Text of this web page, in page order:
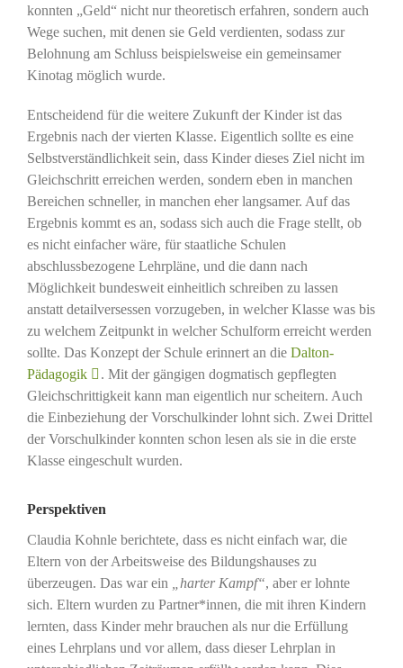
konnten „Geld“ nicht nur theoretisch erfahren, sondern auch
Wege suchen, mit denen sie Geld verdienten, sodass zur
Belohnung am Schluss beispielsweise ein gemeinsamer
Kinotag möglich wurde.
Entscheidend für die weitere Zukunft der Kinder ist das
Ergebnis nach der vierten Klasse. Eigentlich sollte es eine
Selbstverständlichkeit sein, dass Kinder dieses Ziel nicht im
Gleichschritt erreichen werden, sondern eben in manchen
Bereichen schneller, in manchen eher langsamer. Auf das
Ergebnis kommt es an, sodass sich auch die Frage stellt, ob
es nicht einfacher wäre, für staatliche Schulen
abschlussbezogene Lehrpläne, und die dann nach
Möglichkeit bundesweit einheitlich schreiben zu lassen
anstatt detailversessen vorzugeben, in welcher Klasse was bis
zu welchem Zeitpunkt in welcher Schulform erreicht werden
sollte. Das Konzept der Schule erinnert an die Dalton-
Pädagogik
. Mit der gängigen dogmatisch gepflegten
Gleichschrittigkeit kann man eigentlich nur scheitern. Auch
die Einbeziehung der Vorschulkinder lohnt sich. Zwei Drittel
der Vorschulkinder konnten schon lesen als sie in die erste
Klasse eingeschult wurden.
Perspektiven
Claudia Kohnle berichtete, dass es nicht einfach war, die
Eltern von der Arbeitsweise des Bildungshauses zu
überzeugen. Das war ein
„harter Kampf“, aber er lohnte
sich. Eltern wurden zu Partner*innen, die mit ihren Kindern
lernten, dass Kinder mehr brauchen als nur die Erfüllung
eines Lehrplans und vor allem, dass dieser Lehrplan in